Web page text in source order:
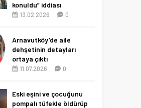
konuldu” iddiası
13.02.2026 0
Arnavutköy’de aile
dehşetinin detayları
ortaya çıktı
11.07.2026 0
Eski eşini ve çocuğunu
pompalı tüfekle öldürüp